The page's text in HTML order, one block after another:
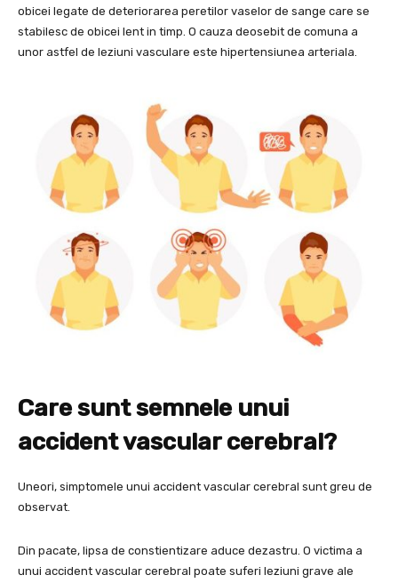
obicei legate de deteriorarea peretilor vaselor de sange care se
stabilesc de obicei lent in timp. O cauza deosebit de comuna a
unor astfel de leziuni vasculare este hipertensiunea arteriala.
Care sunt semnele unui
accident vascular cerebral?
Uneori, simptomele unui accident vascular cerebral sunt greu de
observat.
Din pacate, lipsa de constientizare aduce dezastru. O victima a
unui accident vascular cerebral poate suferi leziuni grave ale